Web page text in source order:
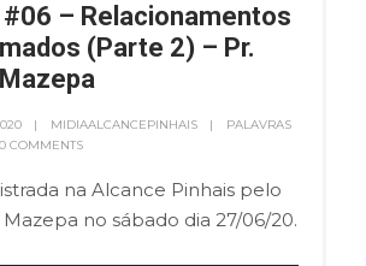
– Relacionamentos
(Parte 2) – Pr.
MIDIAALCANCEPINHAIS
PALAVRAS
0 COMMENTS
na Alcance Pinhais pelo
no sábado dia 27/06/20.